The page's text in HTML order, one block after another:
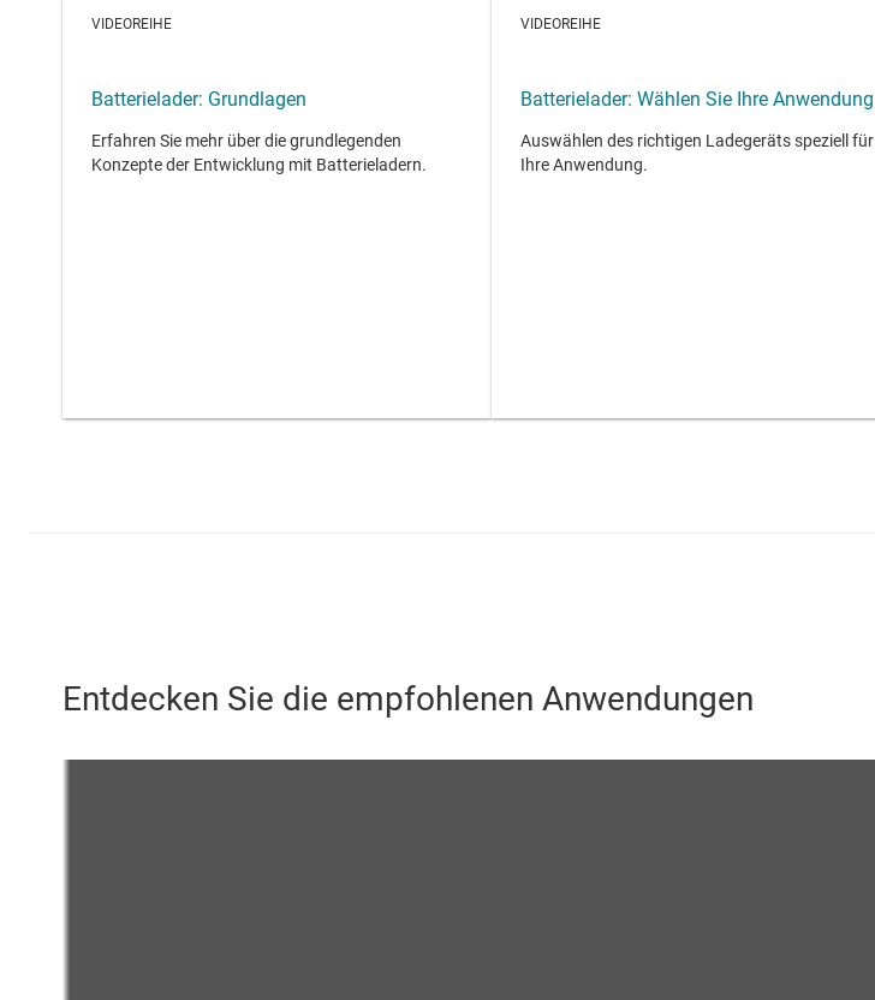
VIDEOREIHE
Batterielader: Grundlagen
Erfahren Sie mehr über die grundlegenden
Konzepte der Entwicklung mit Batterieladern.
VIDEOREIHE
Batterielader: Wählen Sie Ihre Anwendung
Auswählen des richtigen Ladegeräts speziell für
Ihre Anwendung.
Entdecken Sie die empfohlenen Anwendungen